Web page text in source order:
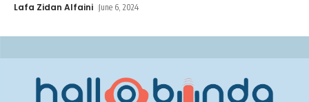
Lafa Zidan Alfaini June 6, 2024